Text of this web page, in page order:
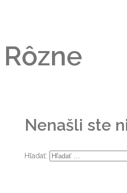
Rôzne
Nenašli ste
Hľadať: